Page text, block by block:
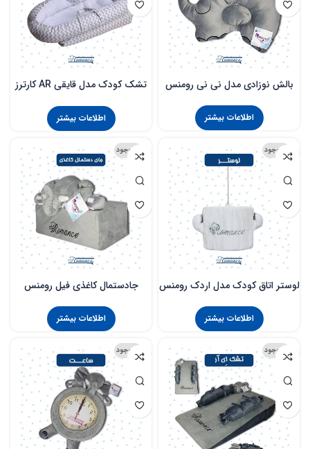
بالش نوزادی مدل نی نی رومنس
اطلاعات بیشتر
تشک کودک مدل قایقی AR کارترز
اطلاعات بیشتر
ناموجود
لوستر اتاق کودک مدل اردک رومنس
اطلاعات بیشتر
ناموجود
جادستمال کاغذی فیل رومنس
اطلاعات بیشتر
ناموجود ناموجود